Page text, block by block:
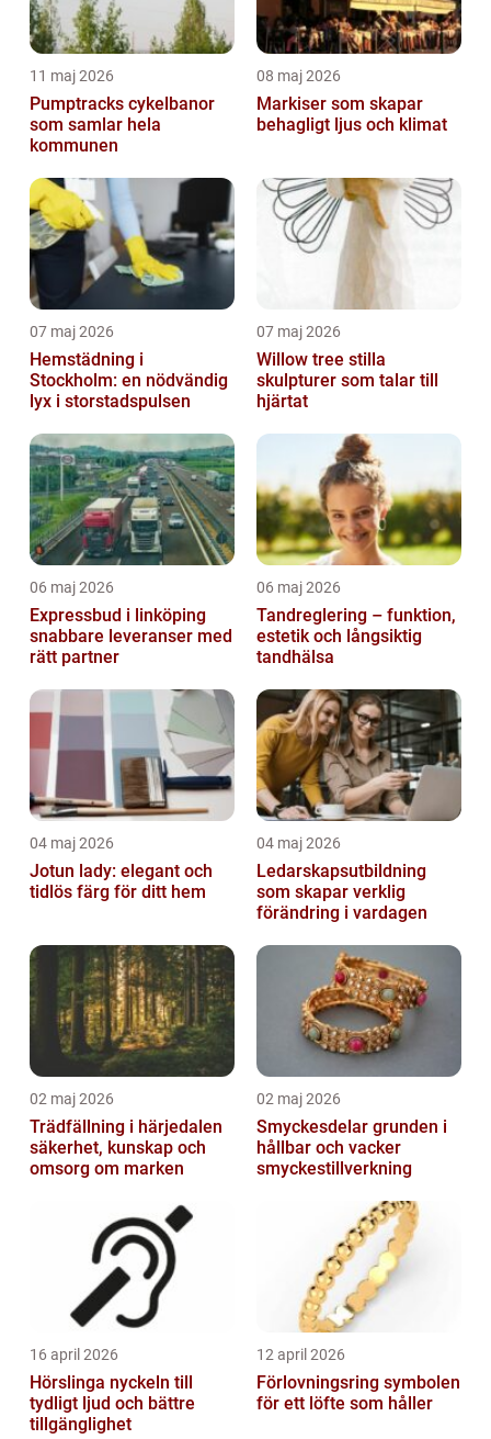
11 maj 2026
Pumptracks cykelbanor
som samlar hela
kommunen
08 maj 2026
Markiser som skapar
behagligt ljus och klimat
07 maj 2026
Hemstädning i
Stockholm: en nödvändig
lyx i storstadspulsen
07 maj 2026
Willow tree stilla
skulpturer som talar till
hjärtat
06 maj 2026
Expressbud i linköping
snabbare leveranser med
rätt partner
06 maj 2026
Tandreglering – funktion,
estetik och långsiktig
tandhälsa
04 maj 2026
Jotun lady: elegant och
tidlös färg för ditt hem
04 maj 2026
Ledarskapsutbildning
som skapar verklig
förändring i vardagen
02 maj 2026
Trädfällning i härjedalen
säkerhet, kunskap och
omsorg om marken
02 maj 2026
Smyckesdelar grunden i
hållbar och vacker
smyckestillverkning
16 april 2026
Hörslinga nyckeln till
tydligt ljud och bättre
tillgänglighet
12 april 2026
Förlovningsring symbolen
för ett löfte som håller